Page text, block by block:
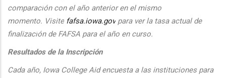
comparación con el año anterior en el mismo
momento. Visite fafsa.iowa.gov para ver la tasa actual de
finalización de FAFSA para el año en curso.
Resultados de la Inscripción
Cada año, Iowa College Aid encuesta a las instituciones para